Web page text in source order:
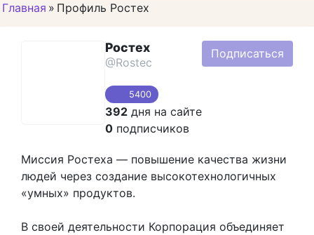
Главная » Профиль Ростех
Ростех
@Rostec
5400
392 дня на сайте
0 подписчиков
Подписаться
Миссия Ростеха — повышение качества жизни
людей через создание высокотехнологичных
«умных» продуктов.
В своей деятельности Корпорация объединяет